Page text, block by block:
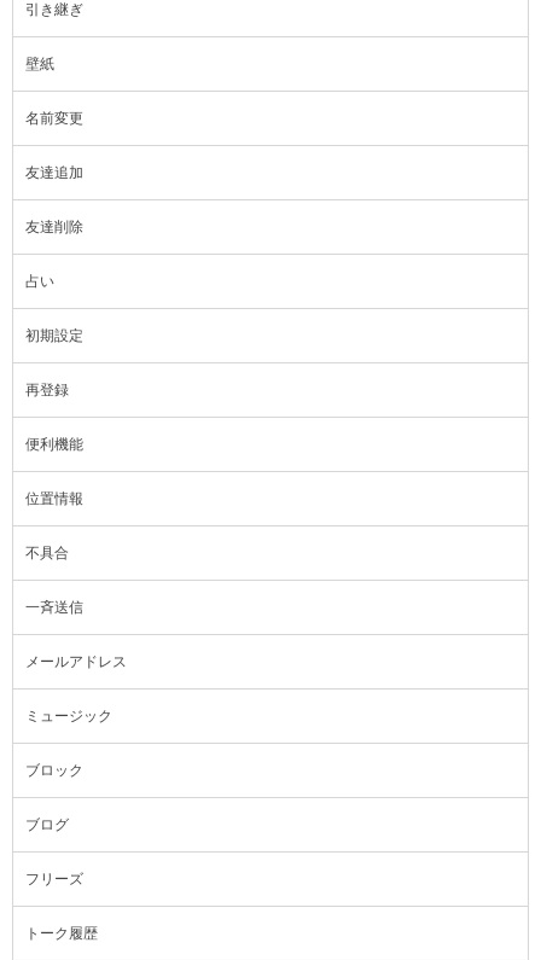
引き継ぎ
壁紙
名前変更
友達追加
友達削除
占い
初期設定
再登録
便利機能
位置情報
不具合
一斉送信
メールアドレス
ミュージック
ブロック
ブログ
フリーズ
トーク履歴